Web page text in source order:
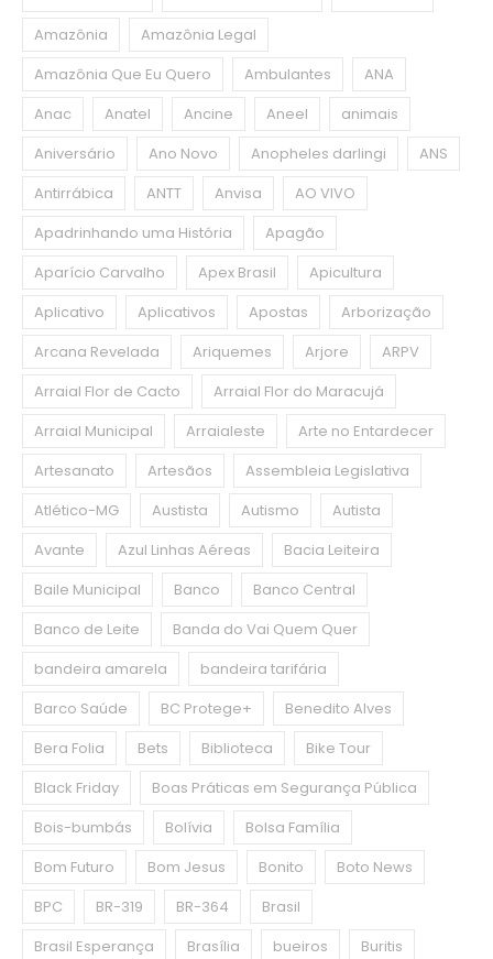
Amazônia
Amazônia Legal
Amazônia Que Eu Quero
Ambulantes
ANA
Anac
Anatel Ancine Aneel
animais
Aniversário
Ano Novo Anopheles darlingi
ANS
Antirrábica
ANTT Anvisa
AO VIVO
Apadrinhando uma História
Apagão
Aparício Carvalho
Apex Brasil
Apicultura
Aplicativo
Aplicativos Apostas
Arborização
Arcana Revelada
Ariquemes Arjore
ARPV
Arraial Flor de Cacto
Arraial Flor do Maracujá
Arraial Municipal
Arraialeste
Arte no Entardecer
Artesanato
Artesãos
Assembleia Legislativa
Atlético-MG
Austista Autismo
Autista
Avante
Azul Linhas Aéreas
Bacia Leiteira
Baile Municipal
Banco
Banco Central
Banco de Leite
Banda do Vai Quem Quer
bandeira amarela
bandeira tarifária
Barco Saúde
BC Protege+
Benedito Alves
Bera Folia
Bets Biblioteca
Bike Tour
Black Friday
Boas Práticas em Segurança Pública
Bois-bumbás
Bolívia
Bolsa Família
Bom Futuro
Bom Jesus Bonito
Boto News
BPC
BR-319 BR-364
Brasil
Brasil Esperança
Brasília bueiros
Buritis